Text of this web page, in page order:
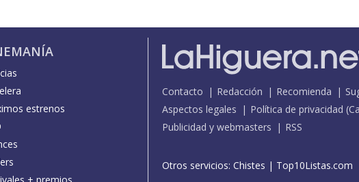
estrenos
Contacto Redacción Recomienda
Aspectos legales
Política de privacidad (
Publicidad y webmasters
RSS
Otros servicios: Chistes | Top10Listas.com